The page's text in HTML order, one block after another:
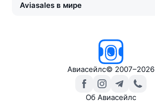
Aviasales в мире
Авиасейлс© 2007–2026
Об Авиасейлс